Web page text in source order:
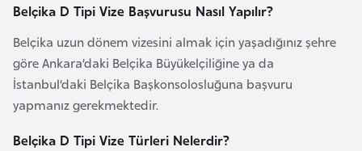
Belçika D Tipi Vize Başvurusu Nasıl Yapılır?
Belçika uzun dönem vizesini almak için yaşadığınız şehre
göre Ankara’daki Belçika Büyükelçiliğine ya da
İstanbul’daki Belçika Başkonsolosluğuna başvuru
yapmanız gerekmektedir.
Belçika D Tipi Vize Türleri Nelerdir?
g
l
a
d
e